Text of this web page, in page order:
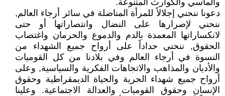
والماسي والكوارث المتنوعة.
دعونا ننحني إجلالاً للمرأة المناضلة في سائر أرجاء العالم,
ننحني لإصرارها على النضال وانتصاراتها أو حتى
لانكساراتها المعمدة بالدم والدموع والحرمان واغتصاب
الحقوق, ننحني حداداً على أرواح جميع الشهداء من
النسوة في أرجاء العالم وفي بلادنا من كل القوميات
والأديان والمذاهب والاتجاهات الفكرية والسياسية, وعلى
أرواح جميع شهداء الحرية والحياة الديمقراطية وحقوق
الإنسان وحقوق القوميات والعدالة الاجتماعية. وعلينا